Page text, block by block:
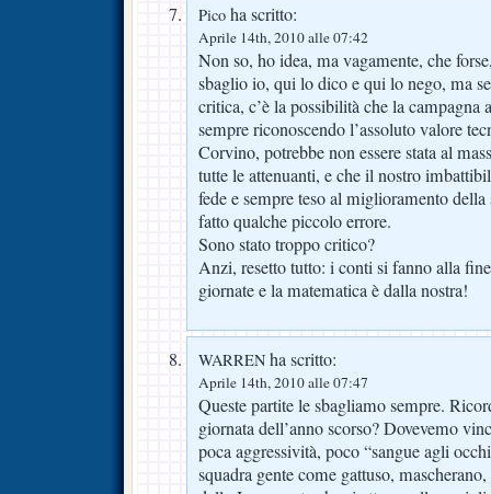
Pico ha scritto:
Aprile 14th, 2010 alle 07:42
Non so, ho idea, ma vagamente, che
sbaglio io, qui lo dico e qui lo nego, ma
critica, c’è la possibilità che la campagna
sempre riconoscendo l’assoluto valore
Corvino, potrebbe non essere stata al
tutte le attenuanti, e che il nostro
fede e sempre teso al miglioramento della
fatto qualche piccolo errore.
Sono stato troppo critico?
Anzi, resetto tutto: i conti si fanno alla
giornate e la matematica è dalla nostra!
WARREN ha scritto:
Aprile 14th, 2010 alle 07:47
Queste partite le sbagliamo sempre.
giornata dell’anno scorso? Dovevemo
poca aggressività, poco “sangue agli
squadra gente come gattuso,